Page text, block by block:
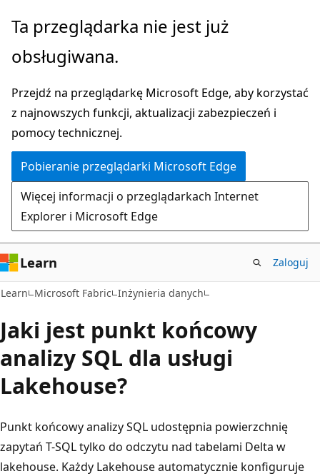
Przejdź
głównej
Ta przeglądarka nie jest już
obsługiwana.
Przejdź na przeglądarkę Microsoft Edge, aby korzystać
z najnowszych funkcji, aktualizacji zabezpieczeń i
pomocy technicznej.
Pobieranie przeglądarki Microsoft Edge
Więcej informacji o przeglądarkach Internet
Explorer i Microsoft Edge
Learn Zaloguj
Learn Microsoft Fabric Inżynieria danych
Jaki jest punkt końcowy
analizy SQL dla usługi
Lakehouse?
Punkt końcowy analizy SQL udostępnia powierzchnię
zapytań T-SQL tylko do odczytu nad tabelami Delta w
lakehouse. Każdy Lakehouse automatycznie konfiguruje